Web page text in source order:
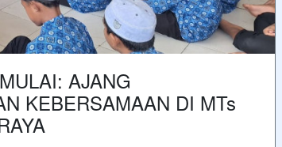
AJANG
KEBERSAMAAN DI MTs